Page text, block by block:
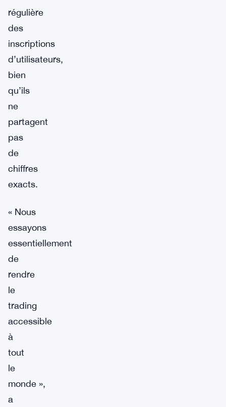
régulière
des
inscriptions
d’utilisateurs,
bien
qu’ils
ne
partagent
pas
de
chiffres
exacts.
« Nous
essayons
essentiellement
de
rendre
le
trading
accessible
à
tout
le
monde »,
a